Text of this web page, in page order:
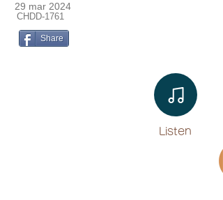
29 mar 2024
CHDD-1761
Share
Listen​